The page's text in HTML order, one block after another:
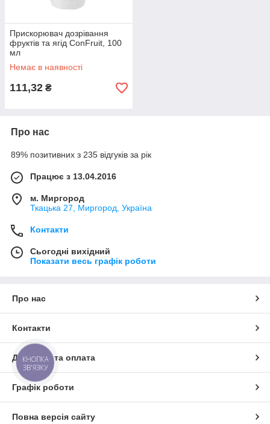
Прискорювач дозрівання
фруктів та ягід ConFruit, 100
мл
Немає в наявності
111,32 ₴
Про нас
89% позитивних з 235 відгуків за рік
Працює з 13.04.2016
м. Миргород
Ткацька 27, Миргород, Україна
Контакти
Сьогодні вихідний
Показати весь графік роботи
Про нас
Контакти
Доставка та оплата
Графік роботи
Повна версія сайту
КНОПКА
ЗВ'ЯЗКУ